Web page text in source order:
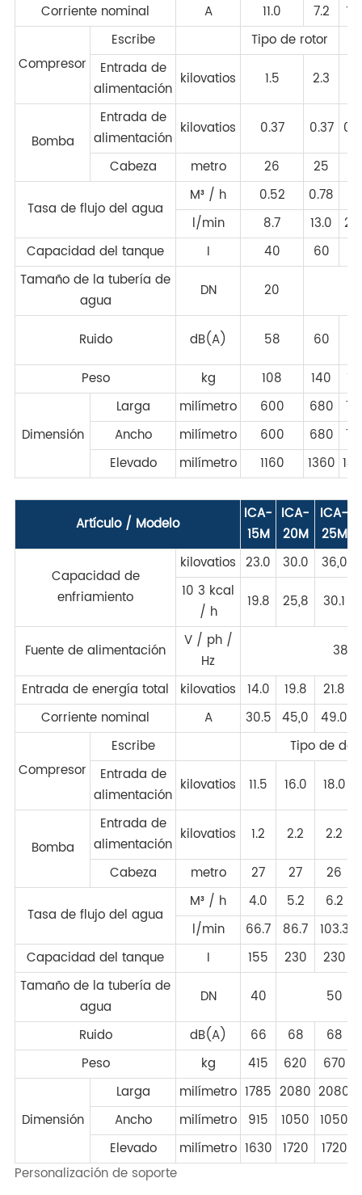
Corriente nominal
A 11.0 7.2
Compresor
Escribe Tipo de rotor
Entrada de
alimentación
kilovatios 1.5 2.3
Bomba
Entrada de
alimentación
kilovatios 0.37 0.37
Cabeza
metro 26 25
Tasa de flujo del agua
M³ / h 0.52 0.78
l/min
8.7 13.0
Capacidad del tanque
I 40 60
Tamaño de la tubería de
agua
DN 20
Ruido dB(A) 58 60
Peso
kg 108 140
Dimensión
Larga milímetro 600 680
Ancho
milímetro 600 680
Elevado
milímetro 1160 1360
Artículo / Modelo
ICA-
15M
ICA-
20M
ICA-
25M
Capacidad de
enfriamiento
kilovatios 23.0 30.0 36,0
10 3 kcal
/ h
19.8 25,8 30.1
Fuente de alimentación
V / ph /
Hz
Entrada de energía total
kilovatios 14.0 19.8 21.8
Corriente nominal
A 30.5 45,0 49.0
Compresor
Escribe
Tipo de
Entrada de
alimentación
kilovatios 11.5 16.0 18.0
Bomba
Entrada de
alimentación
kilovatios 1.2 2.2
2.2
Cabeza
metro 27 27 26
Tasa de flujo del agua
M³ / h 4.0 5.2
6.2
l/min
66.7 86.7 103.3
Capacidad del tanque
I 155 230 230
Tamaño de la tubería de
agua
DN 40
50
Ruido
dB(A) 66 68
68
Peso
kg 415 620 670
Dimensión
Larga milímetro 1785 2080 2080
Ancho
milímetro 915 1050 1050
Elevado
milímetro 1630 1720 1720
Personalización de soporte